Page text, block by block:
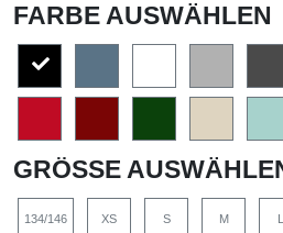
FARBE AUSWÄHLEN
GRÖSSE AUSWÄHLEN
134/146 XS S M L